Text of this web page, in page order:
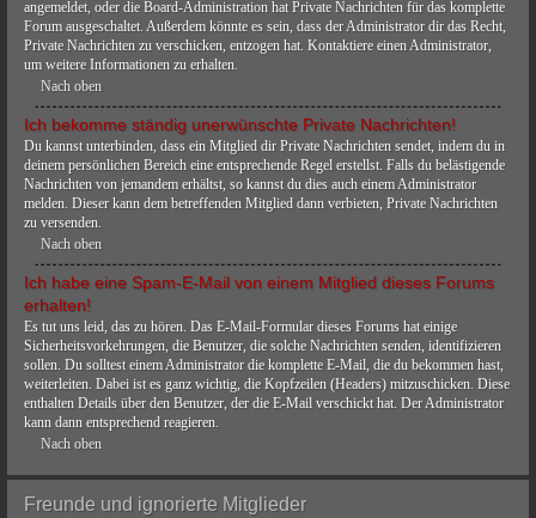
angemeldet, oder die Board-Administration hat Private Nachrichten für das komplette
Forum ausgeschaltet. Außerdem könnte es sein, dass der Administrator dir das Recht,
Private Nachrichten zu verschicken, entzogen hat. Kontaktiere einen Administrator,
um weitere Informationen zu erhalten.
Nach oben
Ich bekomme ständig unerwünschte Private Nachrichten!
Du kannst unterbinden, dass ein Mitglied dir Private Nachrichten sendet, indem du in
deinem persönlichen Bereich eine entsprechende Regel erstellst. Falls du belästigende
Nachrichten von jemandem erhältst, so kannst du dies auch einem Administrator
melden. Dieser kann dem betreffenden Mitglied dann verbieten, Private Nachrichten
zu versenden.
Nach oben
Ich habe eine Spam-E-Mail von einem Mitglied dieses Forums
erhalten!
Es tut uns leid, das zu hören. Das E-Mail-Formular dieses Forums hat einige
Sicherheitsvorkehrungen, die Benutzer, die solche Nachrichten senden, identifizieren
sollen. Du solltest einem Administrator die komplette E-Mail, die du bekommen hast,
weiterleiten. Dabei ist es ganz wichtig, die Kopfzeilen (Headers) mitzuschicken. Diese
enthalten Details über den Benutzer, der die E-Mail verschickt hat. Der Administrator
kann dann entsprechend reagieren.
Nach oben
Freunde und ignorierte Mitglieder